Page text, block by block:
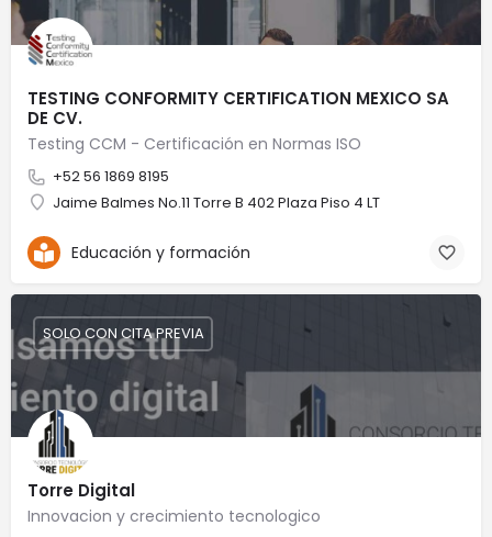
TESTING CONFORMITY CERTIFICATION MEXICO SA
DE CV.
Testing CCM - Certificación en Normas ISO
+52 56 1869 8195
Jaime Balmes No.11 Torre B 402 Plaza Piso 4 LT
Educación y formación
Torre Digital
Innovacion y crecimiento tecnologico
SOLO CON CITA PREVIA